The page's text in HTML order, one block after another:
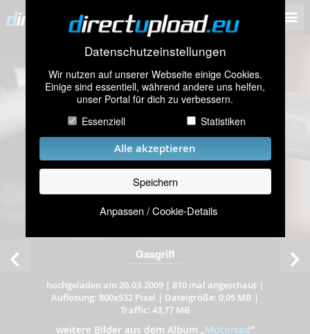
Datenschutzeinstellungen
Wir nutzen auf unserer Webseite einige Cookies.
Einige sind essentiell, während andere uns helfen,
unser Portal für dich zu verbessern.
Essenziell
Statistiken
Alle akzeptieren
Speichern
Anpassen / Cookie-Details
Gasgriff
hochgeladen am 20.03.2009 | 810 mal angeschaut |
Auflösung: 800x532 Pixel | Dateigröße: 0,05 MB |
Traffic: 43,77 MB
weitere Bilder aus dem Album „Motorrad”